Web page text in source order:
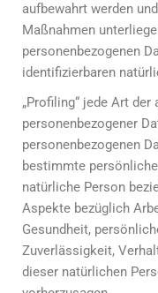
aufbewahrt werden
Maßnahmen
personenbezogenen
identifizierbaren
„Profiling“ jede Art
personenbezogener
personenbezogenen
bestimmte
natürliche Person
Aspekte bezüglich
Gesundheit,
Zuverlässigkeit,
dieser natürlichen